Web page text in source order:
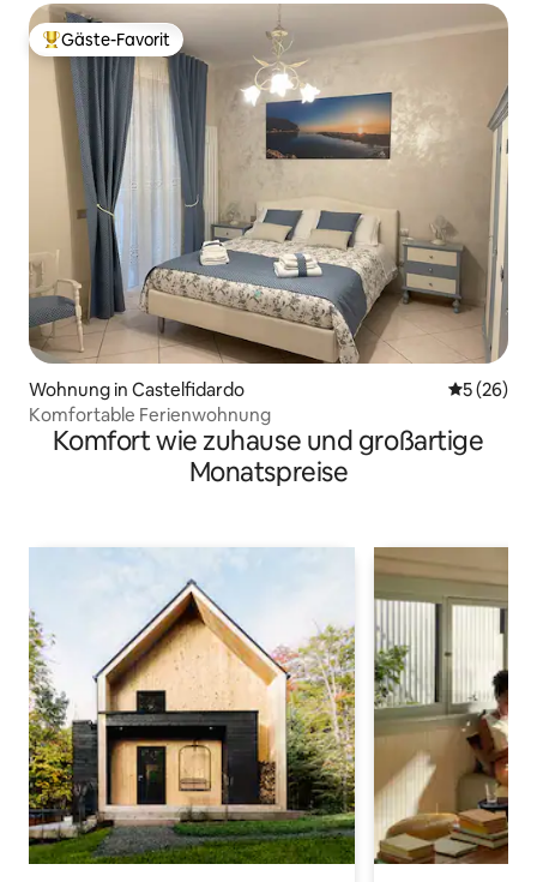
Beliebter Gäste-Favorit.
Gäste-Favorit
Wohnung in Castelfidardo
5 (26)
Komfortable Ferienwohnung
Komfort wie zuhause und großartige
Monatspreise